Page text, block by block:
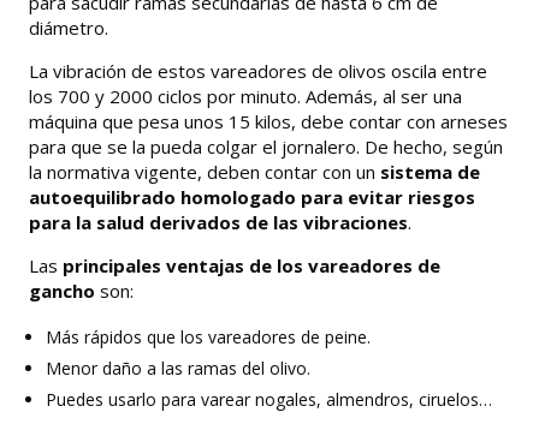
diámetro.
La vibración de estos vareadores de olivos oscila entre
los 700 y 2000 ciclos por minuto. Además, al ser una
máquina que pesa unos 15 kilos, debe contar con arneses
para que se la pueda colgar el jornalero. De hecho, según
la normativa vigente, deben contar con un sistema de
autoequilibrado homologado para evitar riesgos
para la salud derivados de las vibraciones.
Las principales ventajas de los vareadores de
gancho son:
Más rápidos que los vareadores de peine.
Menor daño a las ramas del olivo.
Puedes usarlo para varear nogales, almendros, ciruelos…